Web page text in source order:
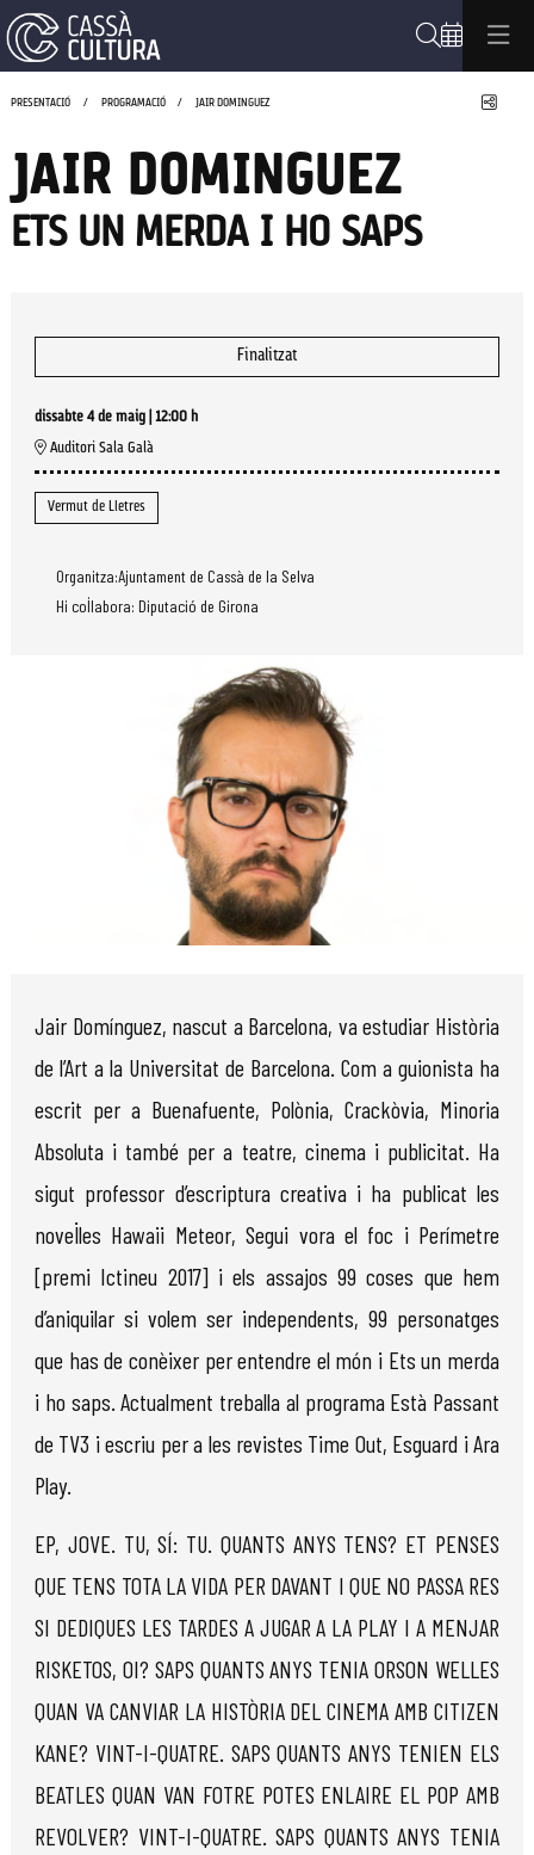
PRESENTACIÓ PROGRAMACIÓ JAIR DOMINGUEZ
JAIR DOMINGUEZ
ETS UN MERDA I HO SAPS
Finalitzat
dissabte 4 de maig
12:00 h
Auditori Sala Galà
Vermut de Lletres
Organitza:Ajuntament de Cassà de la Selva
Hi col·labora: Diputació de Girona
Jair Domínguez, nascut a Barcelona, va estudiar Història
de l’Art a la Universitat de Barcelona. Com a guionista ha
escrit per a Buenafuente, Polònia, Crackòvia, Minoria
Absoluta i també per a teatre, cinema i publicitat. Ha
sigut professor d’escriptura creativa i ha publicat les
novel·les Hawaii Meteor, Segui vora el foc i Perímetre
[premi Ictineu 2017] i els assajos 99 coses que hem
d’aniquilar si volem ser independents, 99 personatges
que has de conèixer per entendre el món i Ets un merda
i ho saps. Actualment treballa al programa Està Passant
de TV3 i escriu per a les revistes Time Out, Esguard i Ara
Play.
EP, JOVE. TU, SÍ: TU. QUANTS ANYS TENS? ET PENSES
QUE TENS TOTA LA VIDA PER DAVANT I QUE NO PASSA RES
SI DEDIQUES LES TARDES A JUGAR A LA PLAY I A MENJAR
RISKETOS, OI? SAPS QUANTS ANYS TENIA ORSON WELLES
QUAN VA CANVIAR LA HISTÒRIA DEL CINEMA AMB CITIZEN
KANE? VINT-I-QUATRE. SAPS QUANTS ANYS TENIEN ELS
BEATLES QUAN VAN FOTRE POTES ENLAIRE EL POP AMB
REVOLVER? VINT-I-QUATRE. SAPS QUANTS ANYS TENIA